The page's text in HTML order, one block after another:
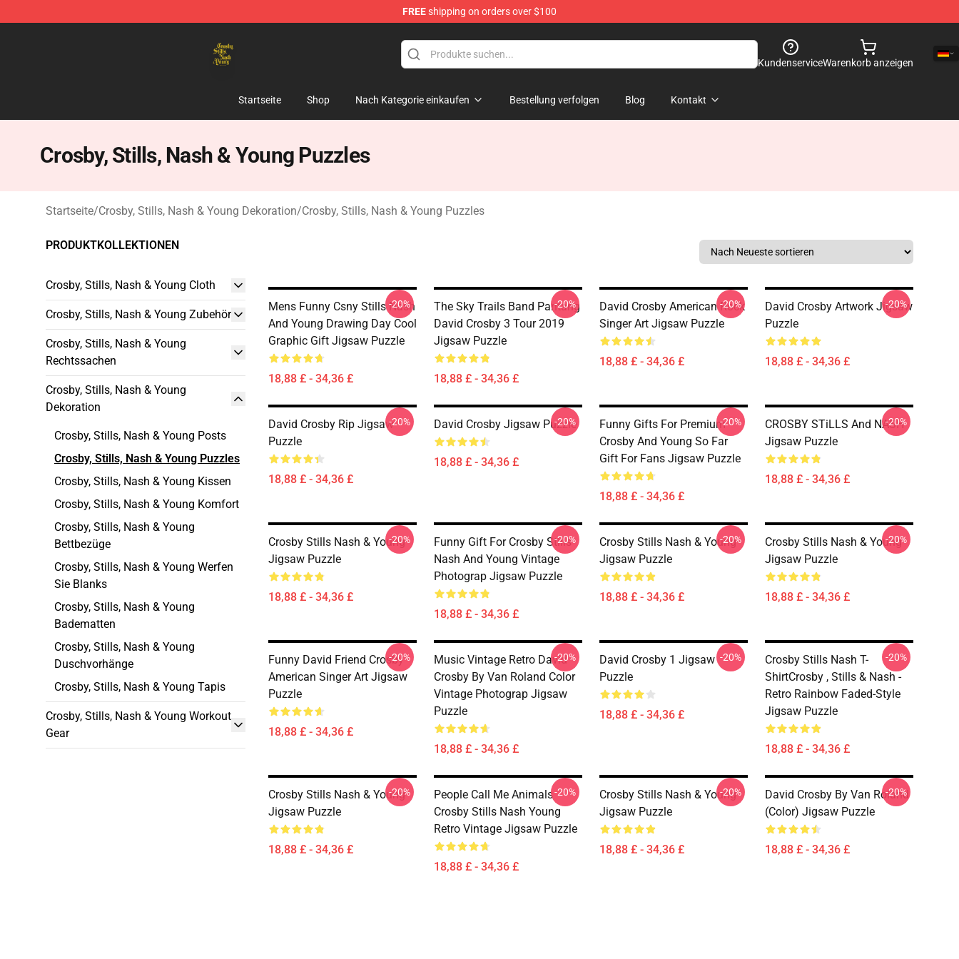
FREEshipping on orders over $100
KundenserviceWarenkorb anzeigen
Startseite Shop Nach Kategorie einkaufen Bestellung verfolgen Blog Kontakt
Crosby, Stills, Nash & Young Puzzles
Startseite/Crosby, Stills, Nash & Young Dekoration/Crosby, Stills, Nash & Young Puzzles
PRODUKTKOLLEKTIONEN
Crosby, Stills, Nash & Young Cloth
Crosby, Stills, Nash & Young Zubehör
Crosby, Stills, Nash & Young
Rechtssachen
Crosby, Stills, Nash & Young
Dekoration
Crosby, Stills, Nash & Young Posts
Crosby, Stills, Nash & Young Puzzles
Crosby, Stills, Nash & Young Kissen
Crosby, Stills, Nash & Young Komfort
Crosby, Stills, Nash & Young
Bettbezüge
Crosby, Stills, Nash & Young Werfen
Sie Blanks
Crosby, Stills, Nash & Young
Badematten
Crosby, Stills, Nash & Young
Duschvorhänge
Crosby, Stills, Nash & Young Tapis
Crosby, Stills, Nash & Young Workout
Gear
Mens Funny Csny Stills Nash
And Young Drawing Day Cool
Graphic Gift Jigsaw Puzzle
18,88 £ - 34,36 £
-20%
The Sky Trails Band Pantang
David Crosby 3 Tour 2019
Jigsaw Puzzle
18,88 £ - 34,36 £
-20%
David Crosby American Rock
Singer Art Jigsaw Puzzle
18,88 £ - 34,36 £
-20%
David Crosby Artwork Jigsaw
Puzzle
18,88 £ - 34,36 £
-20%
David Crosby Rip Jigsaw
Puzzle
18,88 £ - 34,36 £
-20% David Crosby Jigsaw Puzzle
18,88 £ - 34,36 £
-20%
Funny Gifts For Premium
Crosby And Young So Far
Gift For Fans Jigsaw Puzzle
18,88 £ - 34,36 £
-20%
CROSBY STiLLS And NASH
Jigsaw Puzzle
18,88 £ - 34,36 £
-20%
Crosby Stills Nash & Young
Jigsaw Puzzle
18,88 £ - 34,36 £
-20%
Funny Gift For Crosby Stills
Nash And Young Vintage
Photograp Jigsaw Puzzle
18,88 £ - 34,36 £
-20%
Crosby Stills Nash & Young
Jigsaw Puzzle
18,88 £ - 34,36 £
-20%
Crosby Stills Nash & Young
Jigsaw Puzzle
18,88 £ - 34,36 £
-20%
Funny David Friend Crosby
American Singer Art Jigsaw
Puzzle
18,88 £ - 34,36 £
-20%
Music Vintage Retro David
Crosby By Van Roland Color
Vintage Photograp Jigsaw
Puzzle
18,88 £ - 34,36 £
-20%
David Crosby 1 Jigsaw
Puzzle
18,88 £ - 34,36 £
-20%
Crosby Stills Nash T-
ShirtCrosby , Stills & Nash -
Retro Rainbow Faded-Style
Jigsaw Puzzle
18,88 £ - 34,36 £
-20%
Crosby Stills Nash & Young
Jigsaw Puzzle
18,88 £ - 34,36 £
-20%
People Call Me Animals
Crosby Stills Nash Young
Retro Vintage Jigsaw Puzzle
18,88 £ - 34,36 £
-20%
Crosby Stills Nash & Young
Jigsaw Puzzle
18,88 £ - 34,36 £
-20%
David Crosby By Van Roland
(Color) Jigsaw Puzzle
18,88 £ - 34,36 £
-20%